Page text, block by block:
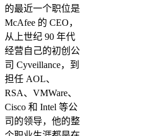
的最近一个职位是
McAfee 的 CEO，
从上世纪 90 年代
经营自己的初创公
司 Cyveillance，到
担任 AOL、
RSA、VMWare、
Cisco 和 Intel 等公
司的领导，他的整